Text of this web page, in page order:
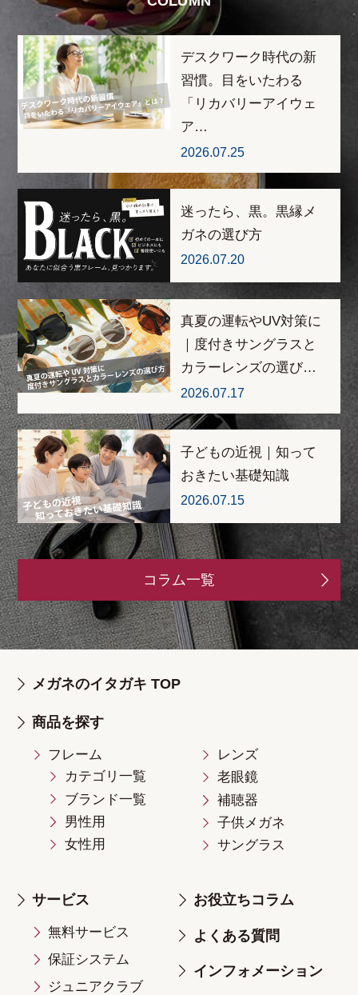
デスクワーク時代の新
習慣。目をいたわる
「リカバリーアイウェ
ア…
2026.07.25
迷ったら、黒。黒縁メ
ガネの選び方
2026.07.20
真夏の運転やUV対策に
｜度付きサングラスと
カラーレンズの選び…
2026.07.17
子どもの近視｜知って
おきたい基礎知識
2026.07.15
コラム一覧
メガネのイタガキ TOP
商品を探す
フレーム
カテゴリ一覧
ブランド一覧
男性用
女性用
レンズ
老眼鏡
補聴器
子供メガネ
サングラス
サービス
無料サービス
保証システム
ジュニアクラブ
お役立ちコラム
よくある質問
インフォメーション